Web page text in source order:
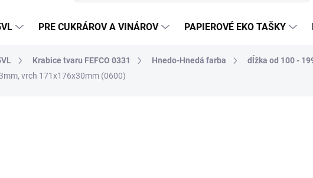
PRE CUKRÁROV A VINÁROV PAPIEROVÉ EKO TAŠKY
Krabice tvaru FEFCO 0331 Hnedo-Hnedá farba
dĺžka od 100 -
vrch 171x176x30mm (0600)